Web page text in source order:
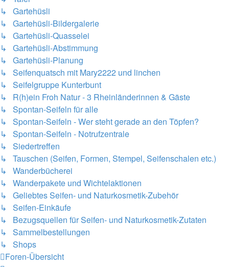
↳ Gartehüsli
↳ Gartehüsli-Bildergalerie
↳ Gartehüsli-Quasselei
↳ Gartehüsli-Abstimmung
↳ Gartehüsli-Planung
↳ Seifenquatsch mit Mary2222 und linchen
↳ Seifelgruppe Kunterbunt
↳ R(h)ein Froh Natur - 3 Rheinländerinnen & Gäste
↳ Spontan-Seifeln für alle
↳ Spontan-Seifeln - Wer steht gerade an den Töpfen?
↳ Spontan-Seifeln - Notrufzentrale
↳ Siedertreffen
↳ Tauschen (Seifen, Formen, Stempel, Seifenschalen etc.)
↳ Wanderbücherei
↳ Wanderpakete und Wichtelaktionen
↳ Geliebtes Seifen- und Naturkosmetik-Zubehör
↳ Seifen-Einkäufe
↳ Bezugsquellen für Seifen- und Naturkosmetik-Zutaten
↳ Sammelbestellungen
↳ Shops
Foren-Übersicht